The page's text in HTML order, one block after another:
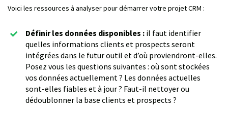
Voici les ressources à analyser pour démarrer votre projet CRM :
Définir les données disponibles : il faut identifier
quelles informations clients et prospects seront
intégrées dans le futur outil et d’où proviendront-elles.
Posez vous les questions suivantes : où sont stockées
vos données actuellement ? Les données actuelles
sont-elles fiables et à jour ? Faut-il nettoyer ou
dédoublonner la base clients et prospects ?